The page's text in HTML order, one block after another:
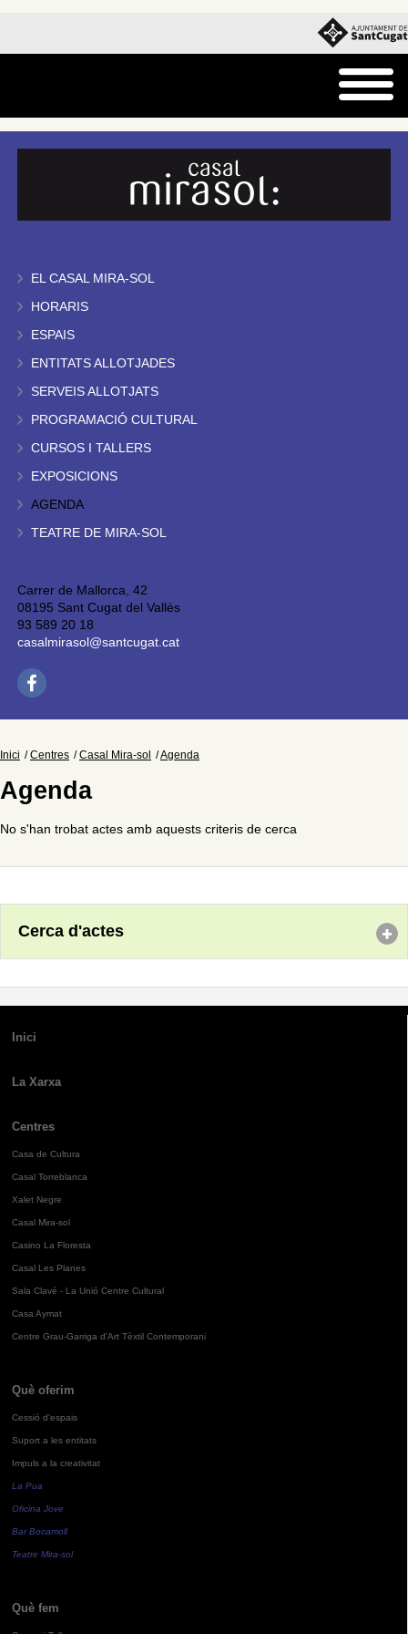
EL CASAL MIRA-SOL
HORARIS
ESPAIS
ENTITATS ALLOTJADES
SERVEIS ALLOTJATS
PROGRAMACIÓ CULTURAL
CURSOS I TALLERS
EXPOSICIONS
AGENDA
TEATRE DE MIRA-SOL
Carrer de Mallorca, 42
08195 Sant Cugat del Vallès
93 589 20 18
casalmirasol@santcugat.cat
Inici Centres Casal Mira-sol Agenda
Agenda
No s'han trobat actes amb aquests criteris de cerca
Cerca d'actes
Inici
La Xarxa
Centres
Casa de Cultura
Casal Torreblanca
Xalet Negre
Casal Mira-sol
Casino La Floresta
Casal Les Planes
Sala Clavé - La Unió Centre Cultural
Casa Aymat
Centre Grau-Garriga d'Art Tèxtil Contemporani
Què oferim
Cessió d'espais
Suport a les entitats
Impuls a la creativitat
La Pua
Oficina Jove
Bar Bocamoll
Teatre Mira-sol
Què fem